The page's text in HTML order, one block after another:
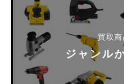
買取
ジャンル